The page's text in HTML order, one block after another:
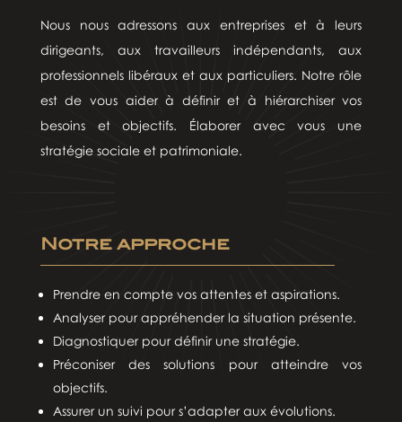
Nous nous adressons aux entreprises et à leurs
dirigeants, aux travailleurs indépendants, aux
professionnels libéraux et aux particuliers. Notre rôle
est de vous aider à définir et à hiérarchiser vos
besoins et objectifs. Élaborer avec vous une
stratégie sociale et patrimoniale.
Notre approche
Prendre en compte vos attentes et aspirations.
Analyser pour appréhender la situation présente.
Diagnostiquer pour définir une stratégie.
Préconiser des solutions pour atteindre vos
objectifs.
Assurer un suivi pour s’adapter aux évolutions.